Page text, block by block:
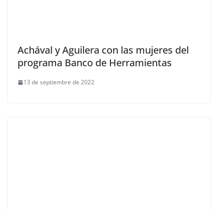
Achával y Aguilera con las mujeres del
programa Banco de Herramientas
13 de septiembre de 2022